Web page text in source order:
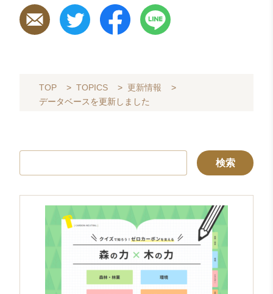
TOP > TOPICS > 更新情報
>
データベースを更新しました